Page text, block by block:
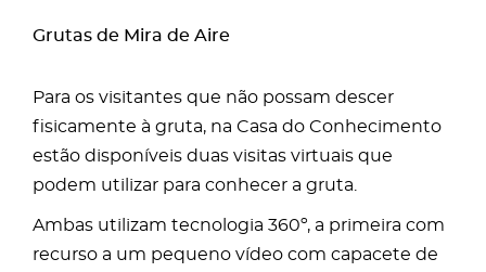
Grutas de Mira de Aire
Para os visitantes que não possam descer
fisicamente à gruta, na Casa do Conhecimento
estão disponíveis duas visitas virtuais que
podem utilizar para conhecer a gruta.
Ambas utilizam tecnologia 360º, a primeira com
recurso a um pequeno vídeo com capacete de